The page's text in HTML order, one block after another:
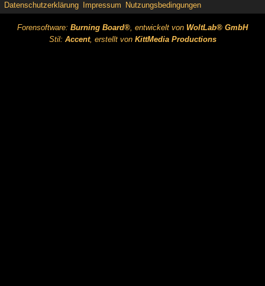
Datenschutzerklärung Impressum Nutzungsbedingungen
Forensoftware: Burning Board®, entwickelt von WoltLab® GmbH
Stil: Accent, erstellt von KittMedia Productions